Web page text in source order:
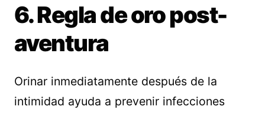
6. Regla de oro post-
aventura
Orinar inmediatamente después de la
intimidad ayuda a prevenir infecciones